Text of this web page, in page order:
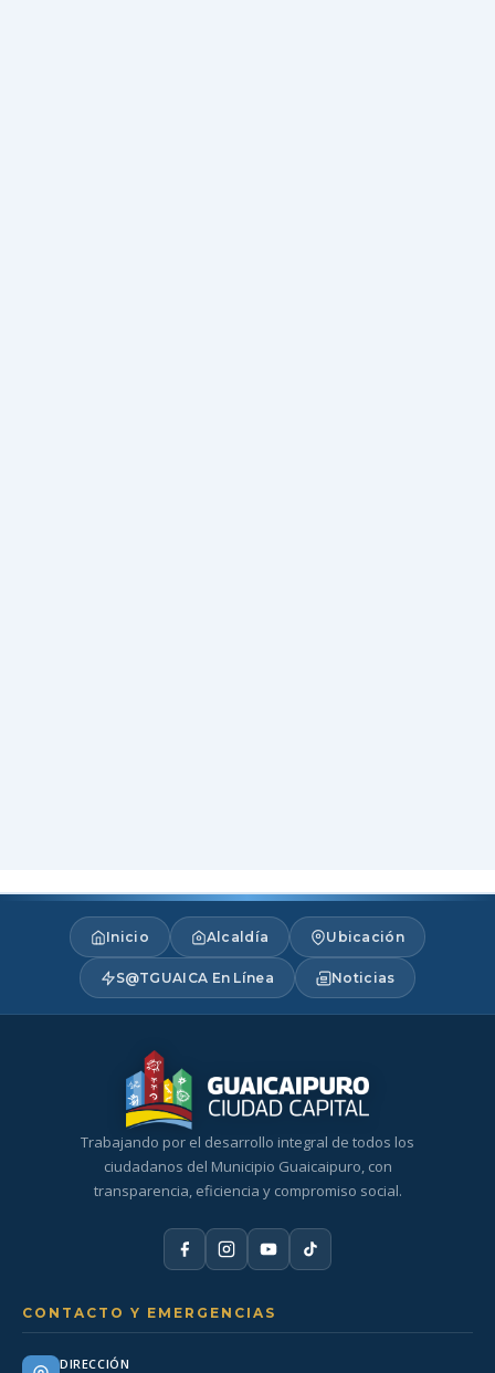
Inicio Alcaldía Ubicación
S@TGUAICA En Línea Noticias
Trabajando por el desarrollo integral de todos los
ciudadanos del Municipio Guaicaipuro, con
transparencia, eficiencia y compromiso social.
CONTACTO Y EMERGENCIAS
DIRECCIÓN